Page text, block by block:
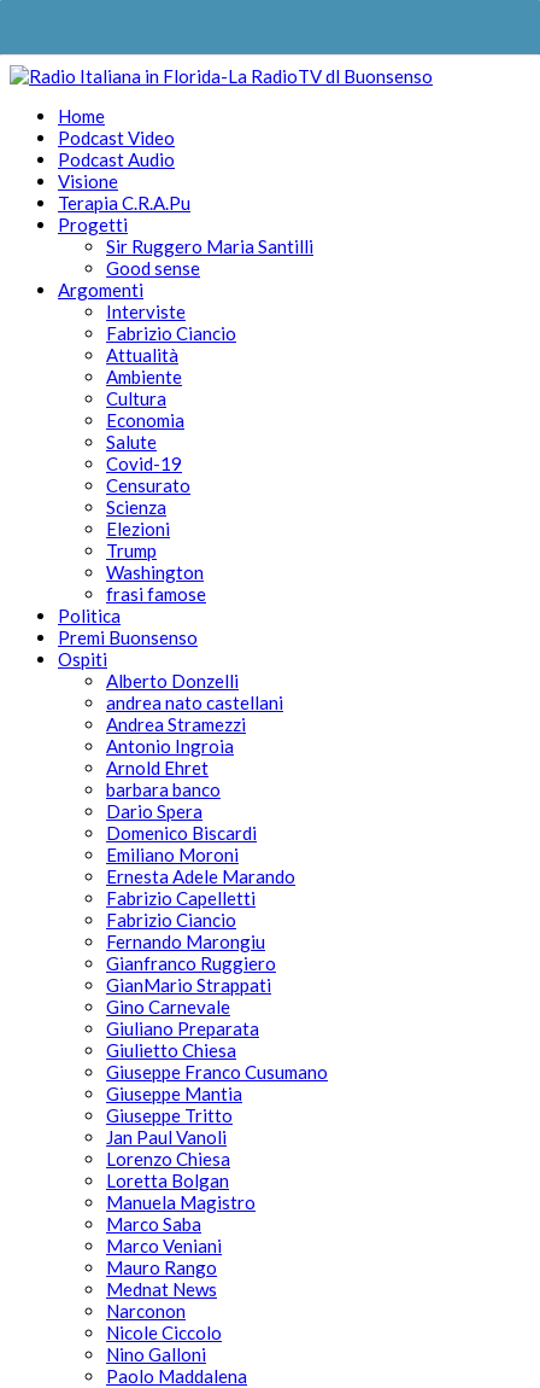
Home
Podcast Video
Podcast Audio
Visione
Terapia C.R.A.Pu
Progetti
Sir Ruggero Maria Santilli
Good sense
Argomenti
Interviste
Fabrizio Ciancio
Attualità
Ambiente
Cultura
Economia
Salute
Covid-19
Censurato
Scienza
Elezioni
Trump
Washington
frasi famose
Politica
Premi Buonsenso
Ospiti
Alberto Donzelli
andrea nato castellani
Andrea Stramezzi
Antonio Ingroia
Arnold Ehret
barbara banco
Dario Spera
Domenico Biscardi
Emiliano Moroni
Ernesta Adele Marando
Fabrizio Capelletti
Fabrizio Ciancio
Fernando Marongiu
Gianfranco Ruggiero
GianMario Strappati
Gino Carnevale
Giuliano Preparata
Giulietto Chiesa
Giuseppe Franco Cusumano
Giuseppe Mantia
Giuseppe Tritto
Jan Paul Vanoli
Lorenzo Chiesa
Loretta Bolgan
Manuela Magistro
Marco Saba
Marco Veniani
Mauro Rango
Mednat News
Narconon
Nicole Ciccolo
Nino Galloni
Paolo Maddalena